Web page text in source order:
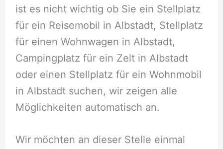
ist es nicht wichtig ob Sie ein Stellplatz
für ein Reisemobil in Albstadt, Stellplatz
für einen Wohnwagen in Albstadt,
Campingplatz für ein Zelt in Albstadt
oder einen Stellplatz für ein Wohnmobil
in Albstadt suchen, wir zeigen alle
Möglichkeiten automatisch an.
Wir möchten an dieser Stelle einmal